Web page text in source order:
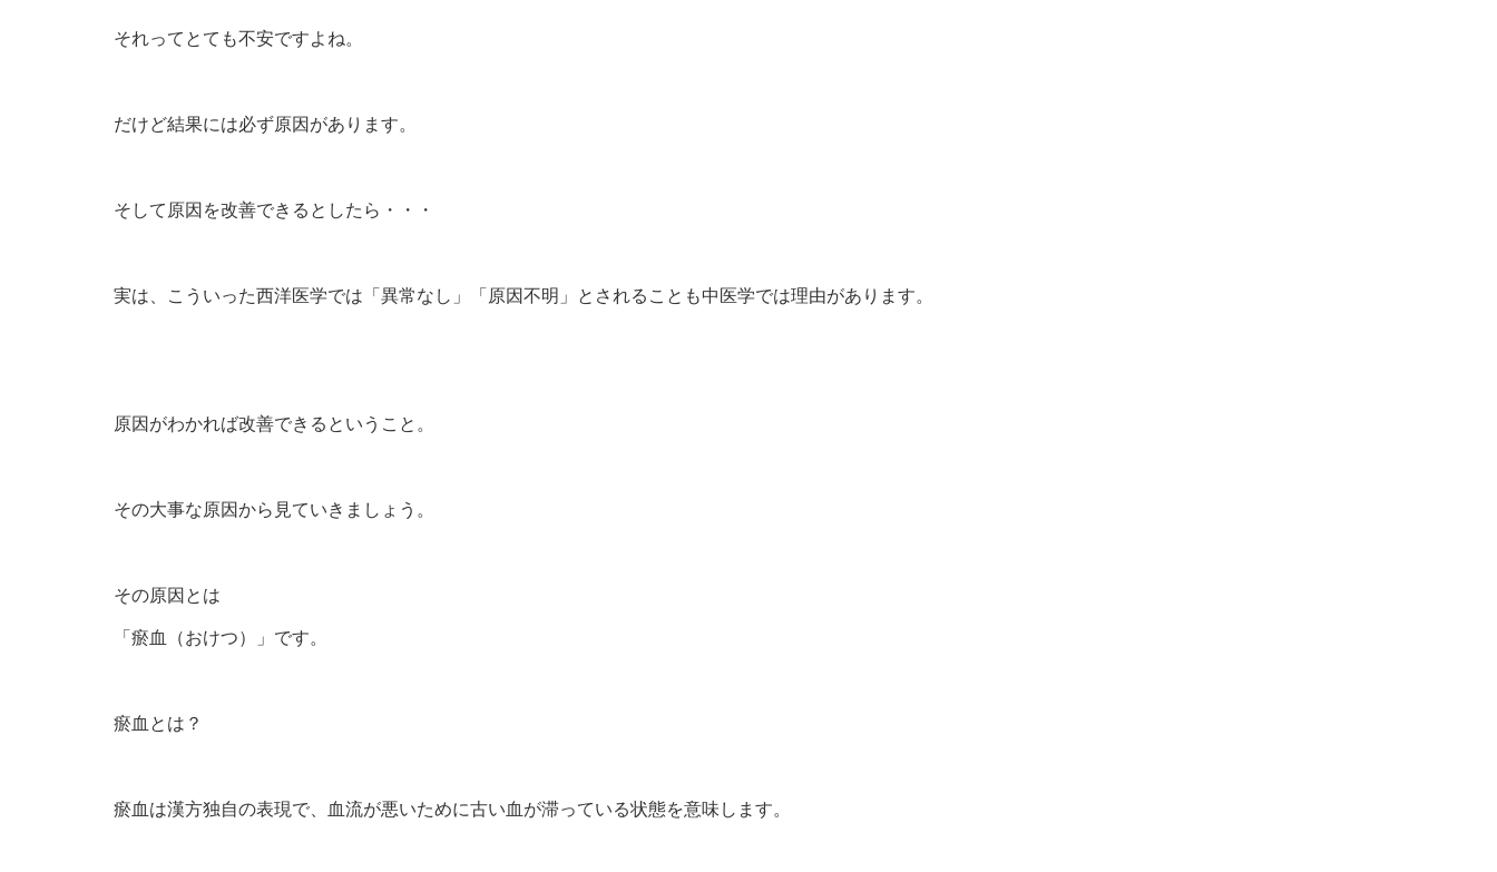
それってとても不安ですよね。
だけど結果には必ず原因があります。
そして原因を改善できるとしたら・・・
実は、こういった西洋医学では「異常なし」「原因不明」とされることも中医学では理由があります。
原因がわかれば改善できるということ。
その大事な原因から見ていきましょう。
その原因とは
「瘀血（おけつ）」です。
瘀血とは？
瘀血は漢方独自の表現で、血流が悪いために古い血が滞っている状態を意味します。